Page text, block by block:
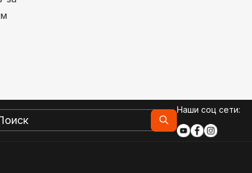
Наши соц сети: